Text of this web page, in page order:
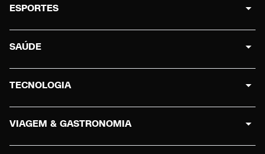
ESPORTES
SAÚDE
TECNOLOGIA
VIAGEM & GASTRONOMIA